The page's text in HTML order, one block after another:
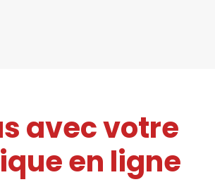
avec votre
en ligne